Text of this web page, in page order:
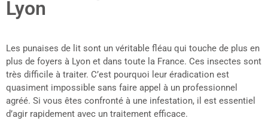
Lyon
Les punaises de lit sont un véritable fléau qui touche de plus en
plus de foyers à Lyon et dans toute la France. Ces insectes sont
très difficile à traiter. C’est pourquoi leur éradication est
quasiment impossible sans faire appel à un professionnel
agréé. Si vous êtes confronté à une infestation, il est essentiel
d’agir rapidement avec un traitement efficace.